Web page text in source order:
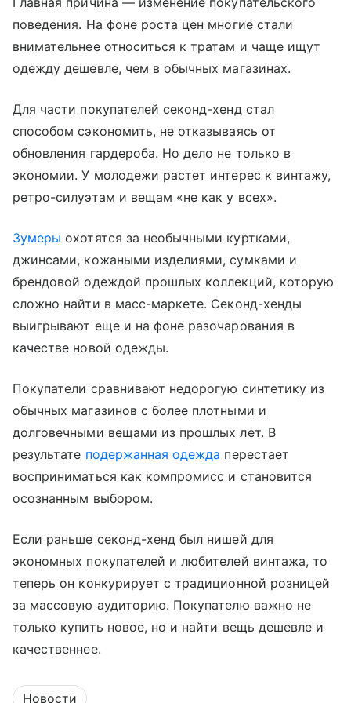
поведения. На фоне роста цен многие стали
внимательнее относиться к тратам и чаще ищут
одежду дешевле, чем в обычных магазинах.
Для части покупателей секонд-хенд стал
способом сэкономить, не отказываясь от
обновления гардероба. Но дело не только в
экономии. У молодежи растет интерес к винтажу,
ретро-силуэтам и вещам «не как у всех».
Зумеры охотятся за необычными куртками,
джинсами, кожаными изделиями, сумками и
брендовой одеждой прошлых коллекций, которую
сложно найти в масс-маркете. Секонд-хенды
выигрывают еще и на фоне разочарования в
качестве новой одежды.
Покупатели сравнивают недорогую синтетику из
обычных магазинов с более плотными и
долговечными вещами из прошлых лет. В
результате подержанная одежда перестает
восприниматься как компромисс и становится
осознанным выбором.
Если раньше секонд-хенд был нишей для
экономных покупателей и любителей винтажа, то
теперь он конкурирует с традиционной розницей
за массовую аудиторию. Покупателю важно не
только купить новое, но и найти вещь дешевле и
качественнее.
Новости